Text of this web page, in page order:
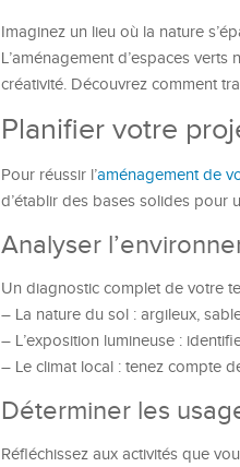
Imaginez un lieu où la nature
L’aménagement d’espaces
créativité. Découvrez comment
Planifier votre
Pour réussir l’aménagement de
d’établir des bases solides pour
Analyser
Un diagnostic complet de votre
– La nature du sol : argileux,
– L’exposition lumineuse :
– Le climat local : tenez compte
Déterminer les
Réfléchissez aux activités que